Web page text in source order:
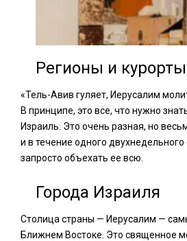
Регионы и
«Тель-Авив гуляет, Иерусалим
В принципе, это все, что нужно
Израиль. Это очень разная, но
и в течение одного
запросто объехать ее всю.
Города Израиля
Столица страны — Иерусалим —
Ближнем Востоке. Это священное